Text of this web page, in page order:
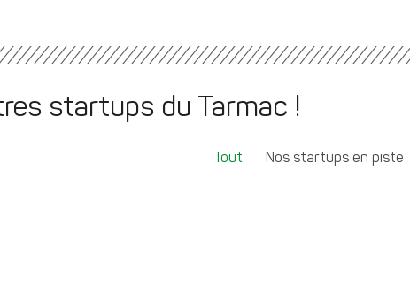
startups du Tarmac !
Tout Nos startups en piste